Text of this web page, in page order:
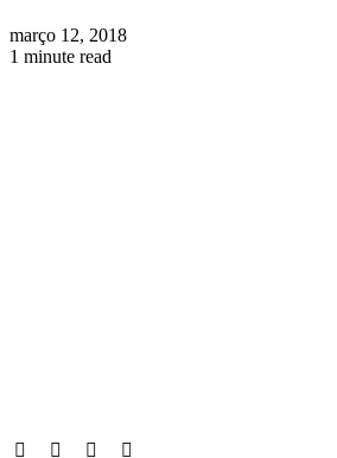
março 12, 2018
1 minute read